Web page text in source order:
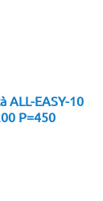
EASY-10
P=450